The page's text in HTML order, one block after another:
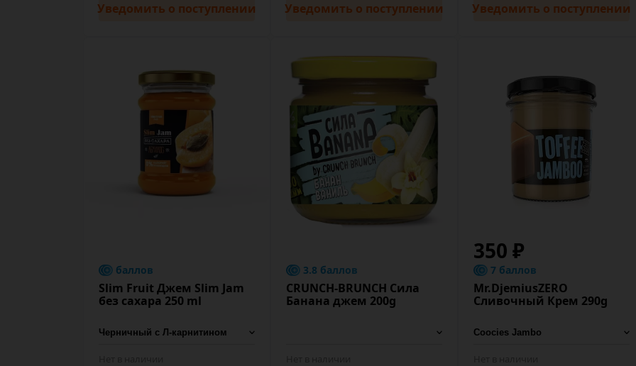
Уведомить о поступлении Уведомить о поступлении Уведомить о поступлении
баллов
Slim Fruit Джем Slim Jam
без сахара 250 ml
3.8 баллов
CRUNCH-BRUNCH Сила
Банана джем 200g
350 ₽
7 баллов
Mr.DjemiusZERO
Сливочный Крем 290g